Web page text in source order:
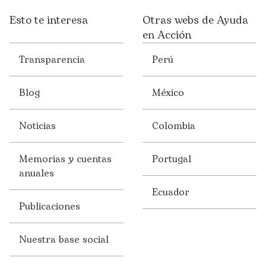
Esto te interesa
Transparencia
Blog
Noticias
Memorias y cuentas
anuales
Publicaciones
Nuestra base social
Otras webs de Ayuda
en Acción
Perú
México
Colombia
Portugal
Ecuador